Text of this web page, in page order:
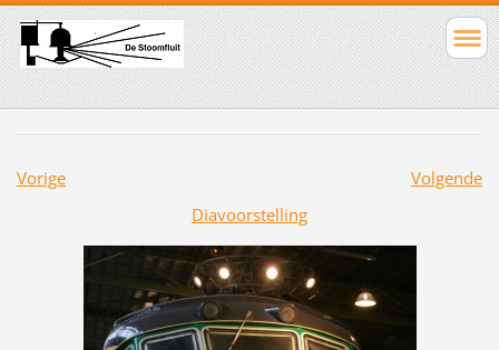
Vorige
Volgende
Diavoorstelling